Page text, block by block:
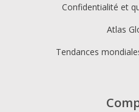
Confidentialité et
Atlas
Tendances